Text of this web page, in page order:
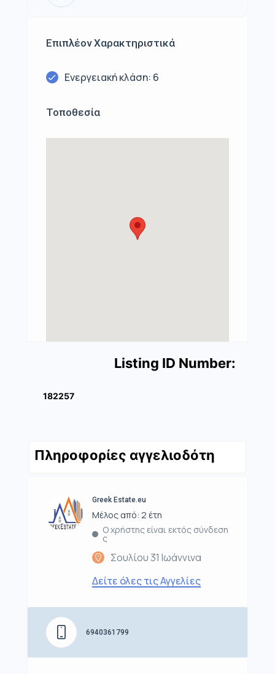
Επιπλέον Χαρακτηριστικά
Ενεργειακή κλάση: 6
Τοποθεσία
Listing ID Number:
182257
Πληροφορίες αγγελιοδότη
Greek Estate.eu
Μέλος από: 2 έτη
Ο χρήστης είναι εκτός σύνδεση
ς
Σουλίου 31 Ιωάννινα
Δείτε όλες τις Αγγελίες
6940361799